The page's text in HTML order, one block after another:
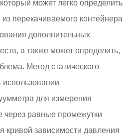
может легко определить
перекачиваемого контейнера
дополнительных
а также может определить,
Метод статического
использовании
для измерения
через равные промежутки
кривой зависимости давления